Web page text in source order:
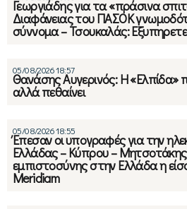
Γεωργιάδης για τα «πράσινα
Διαφάνειας του ΠΑΣΟΚ
σύννομα – Τσουκαλάς:
05/08/2026 18:57
Θανάσης Αυγερινός: Η «Ελπίδα»
αλλά πεθαίνει
05/08/2026 18:55
Έπεσαν οι υπογραφές για την
Ελλάδας – Κύπρου –
εμπιστοσύνης στην Ελλάδα η
Meridiam